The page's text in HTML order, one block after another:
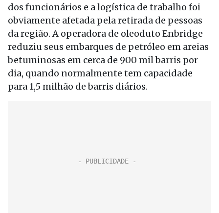
dos funcionários e a logística de trabalho foi
obviamente afetada pela retirada de pessoas
da região. A operadora de oleoduto Enbridge
reduziu seus embarques de petróleo em areias
betuminosas em cerca de 900 mil barris por
dia, quando normalmente tem capacidade
para 1,5 milhão de barris diários.